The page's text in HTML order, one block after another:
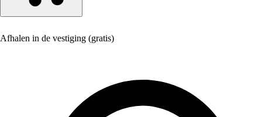
Afhalen in de vestiging (gratis)